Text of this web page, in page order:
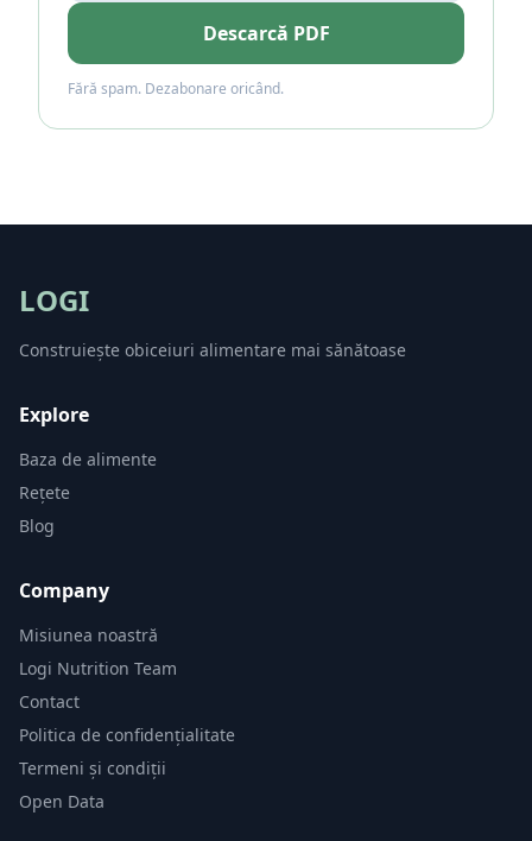
Descarcă PDF
Fără spam. Dezabonare oricând.
LOGI
Construiește obiceiuri alimentare mai sănătoase
Explore
Baza de alimente
Rețete
Blog
Company
Misiunea noastră
Logi Nutrition Team
Contact
Politica de confidențialitate
Termeni și condiții
Open Data